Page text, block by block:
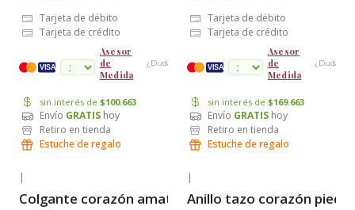
Tarjeta de débito
Tarjeta de crédito
VISA
Asesor
de
Medida
¿Dudas? cuotas
sin interés de $100.663
Envío GRATIS hoy
Retiro en tienda
Estuche de regalo
Tarjeta de débito
Tarjeta de crédito
VISA
Asesor
de
Medida
¿Dudas?
sin interés de $169.663
Envío GRATIS hoy
Retiro en tienda
Estuche de regalo
Envío Gratis
|
Colgante corazón amatista
Envío Gratis
|
Anillo tazo corazón